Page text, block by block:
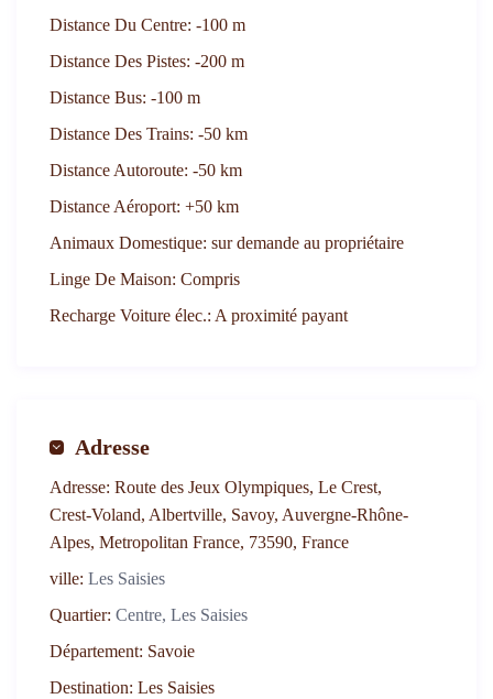
Distance Du Centre: -100 m
Distance Des Pistes: -200 m
Distance Bus: -100 m
Distance Des Trains: -50 km
Distance Autoroute: -50 km
Distance Aéroport: +50 km
Animaux Domestique: sur demande au propriétaire
Linge De Maison: Compris
Recharge Voiture élec.: A proximité payant
Adresse
Adresse: Route des Jeux Olympiques, Le Crest,
Crest-Voland, Albertville, Savoy, Auvergne-Rhône-
Alpes, Metropolitan France, 73590, France
ville: Les Saisies
Quartier: Centre, Les Saisies
Département: Savoie
Destination: Les Saisies